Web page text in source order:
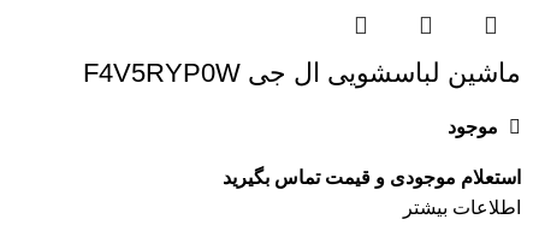
ماشین لباسشویی ال جی F4V5RYP0W
موجود
اطلاعات بیشتر